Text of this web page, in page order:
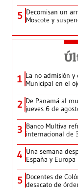
5 Decomisan un
Moscote y
1 La no admisión
Municipal en el
2 De Panamá al
jueves 6 de
3 Banco Multiva
internacional de
4 Una semana
España y Europa
5 Docentes de
desacato de